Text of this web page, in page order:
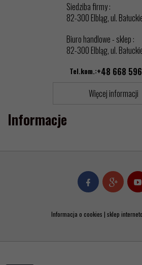
Informacje
Siedziba firmy :
82-300 Elbląg, ul.
Biuro handlowe - sklep :
82-300 Elbląg, ul.
Tel.kom.:+48 668
Więcej informacji
Informacja o cookies | sklep